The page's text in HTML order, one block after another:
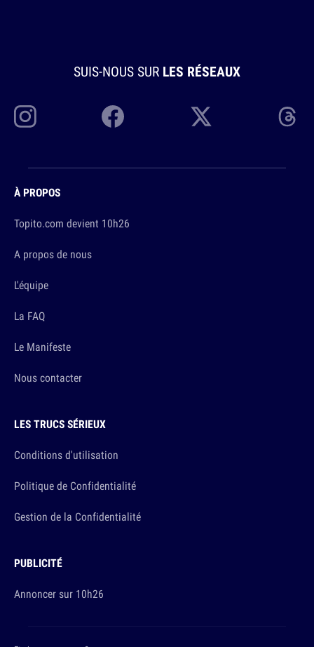
SUIS-NOUS SUR LES RÉSEAUX
À PROPOS
Topito.com devient 10h26
A propos de nous
L'équipe
La FAQ
Le Manifeste
Nous contacter
LES TRUCS SÉRIEUX
Conditions d'utilisation
Politique de Confidentialité
Gestion de la Confidentialité
PUBLICITÉ
Annoncer sur 10h26